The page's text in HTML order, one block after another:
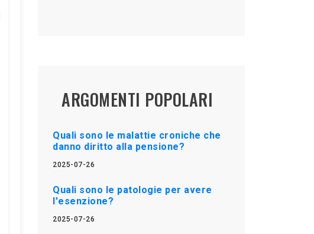
ARGOMENTI POPOLARI
Quali sono le malattie croniche che
danno diritto alla pensione?
2025-07-26
Quali sono le patologie per avere
l'esenzione?
2025-07-26